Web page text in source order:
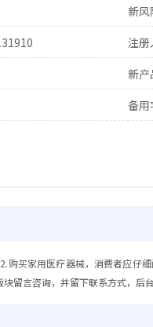
新风
注册
新产
备用
买家用医疗器械，消费者应仔
言咨询，并留下联系方式，后台